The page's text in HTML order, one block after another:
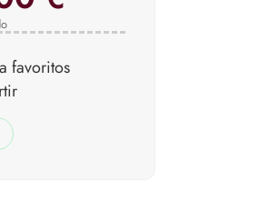
favoritos